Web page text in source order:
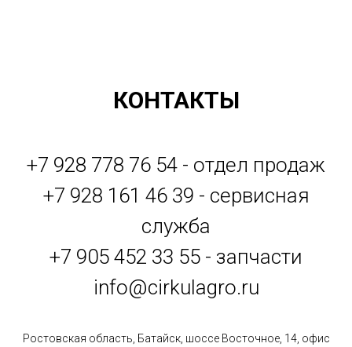
КОНТАКТЫ
+7 928 778 76 54 - отдел продаж
+7 928 161 46 39 - сервисная
служба
+7 905 452 33 55 - запчасти
info@cirkulagro.ru
Ростовская область, Батайск, шоссе Восточное, 14, офис